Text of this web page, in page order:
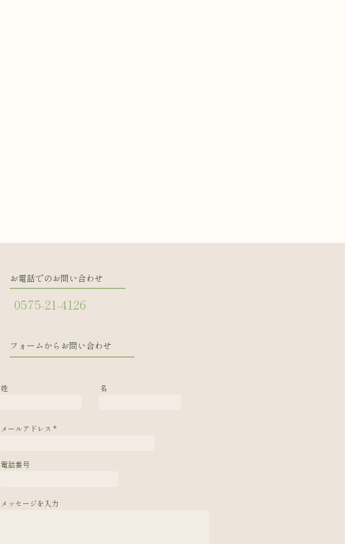
お電話でのお問い合わせ
0575-21-4126
フォームからお問い合わせ
姓 名
メールアドレス
電話番号
メッセージを入力